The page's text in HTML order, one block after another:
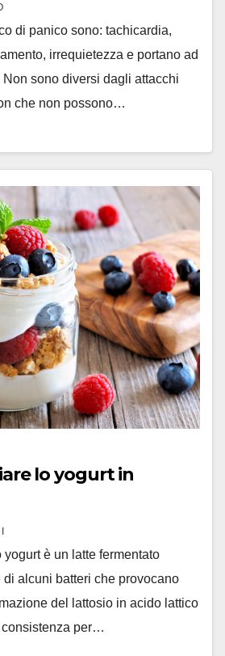
di panico sono: tachicardia,
irrequietezza e portano ad
sono diversi dagli attacchi
che non possono…
lo yogurt in
yogurt è un latte fermentato
di alcuni batteri che provocano
del lattosio in acido lattico
per…